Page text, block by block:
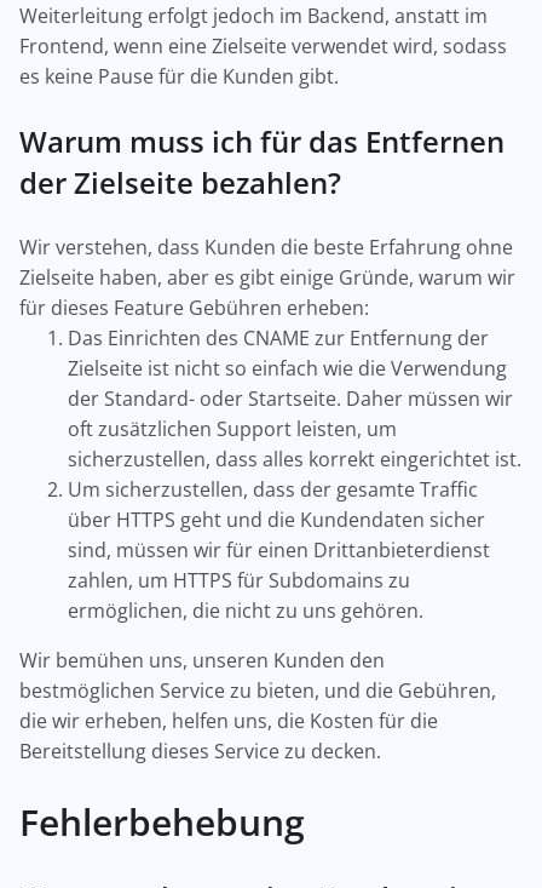
Weiterleitung erfolgt jedoch im Backend, anstatt im
Frontend, wenn eine Zielseite verwendet wird, sodass
es keine Pause für die Kunden gibt.
Warum muss ich für das Entfernen
der Zielseite bezahlen?
Wir verstehen, dass Kunden die beste Erfahrung ohne
Zielseite haben, aber es gibt einige Gründe, warum wir
für dieses Feature Gebühren erheben:
Das Einrichten des CNAME zur Entfernung der
Zielseite ist nicht so einfach wie die Verwendung
der Standard- oder Startseite. Daher müssen wir
oft zusätzlichen Support leisten, um
sicherzustellen, dass alles korrekt eingerichtet ist.
Um sicherzustellen, dass der gesamte Traffic
über HTTPS geht und die Kundendaten sicher
sind, müssen wir für einen Drittanbieterdienst
zahlen, um HTTPS für Subdomains zu
ermöglichen, die nicht zu uns gehören.
Wir bemühen uns, unseren Kunden den
bestmöglichen Service zu bieten, und die Gebühren,
die wir erheben, helfen uns, die Kosten für die
Bereitstellung dieses Service zu decken.
Fehlerbehebung